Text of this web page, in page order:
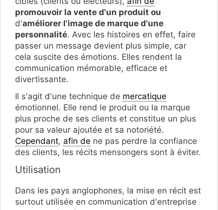
promouvoir la vente d'un produit ou
d'améliorer l'image de marque d'une
personnalité. Avec les histoires en effet, faire
passer un message devient plus simple, car
cela suscite des émotions. Elles rendent la
communication mémorable, efficace et
divertissante.
Il s'agit d'une technique de mercatique
émotionnel. Elle rend le produit ou la marque
plus proche de ses clients et constitue un plus
pour sa valeur ajoutée et sa notoriété.
Cependant, afin de ne pas perdre la confiance
des clients, les récits mensongers sont à éviter.
Utilisation
Dans les pays anglophones, la mise en récit est
surtout utilisée en communication d'entreprise